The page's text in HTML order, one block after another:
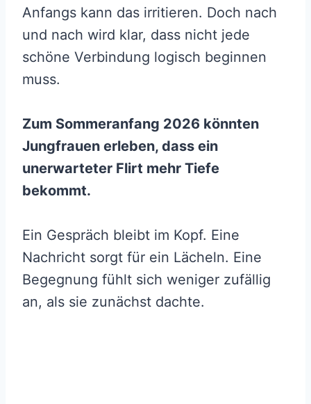
Anfangs kann das irritieren. Doch nach
und nach wird klar, dass nicht jede
schöne Verbindung logisch beginnen
muss.
Zum Sommeranfang 2026 könnten
Jungfrauen erleben, dass ein
unerwarteter Flirt mehr Tiefe
bekommt.
Ein Gespräch bleibt im Kopf. Eine
Nachricht sorgt für ein Lächeln. Eine
Begegnung fühlt sich weniger zufällig
an, als sie zunächst dachte.